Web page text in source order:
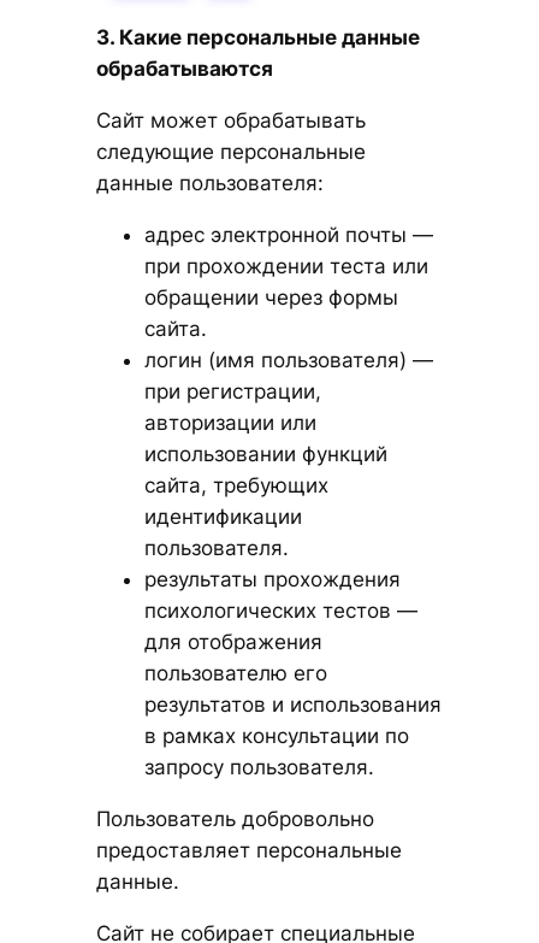
3. Какие персональные данные
обрабатываются
Сайт может обрабатывать
следующие персональные
данные пользователя:
адрес электронной почты —
при прохождении теста или
обращении через формы
сайта.
логин (имя пользователя) —
при регистрации,
авторизации или
использовании функций
сайта, требующих
идентификации
пользователя.
результаты прохождения
психологических тестов —
для отображения
пользователю его
результатов и использования
в рамках консультации по
запросу пользователя.
Пользователь добровольно
предоставляет персональные
данные.
Сайт не собирает специальные